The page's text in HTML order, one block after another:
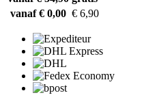
vanaf € 0,00 € 6,90